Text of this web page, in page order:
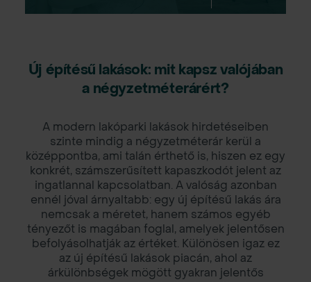
Új építésű lakások: mit kapsz valójában
a négyzetméterárért?
A modern lakóparki lakások hirdetéseiben
szinte mindig a négyzetméterár kerül a
középpontba, ami talán érthető is, hiszen ez egy
konkrét, számszerűsített kapaszkodót jelent az
ingatlannal kapcsolatban. A valóság azonban
ennél jóval árnyaltabb: egy új építésű lakás ára
nemcsak a méretet, hanem számos egyéb
tényezőt is magában foglal, amelyek jelentősen
befolyásolhatják az értéket. Különösen igaz ez
az új építésű lakások piacán, ahol az
árkülönbségek mögött gyakran jelentős